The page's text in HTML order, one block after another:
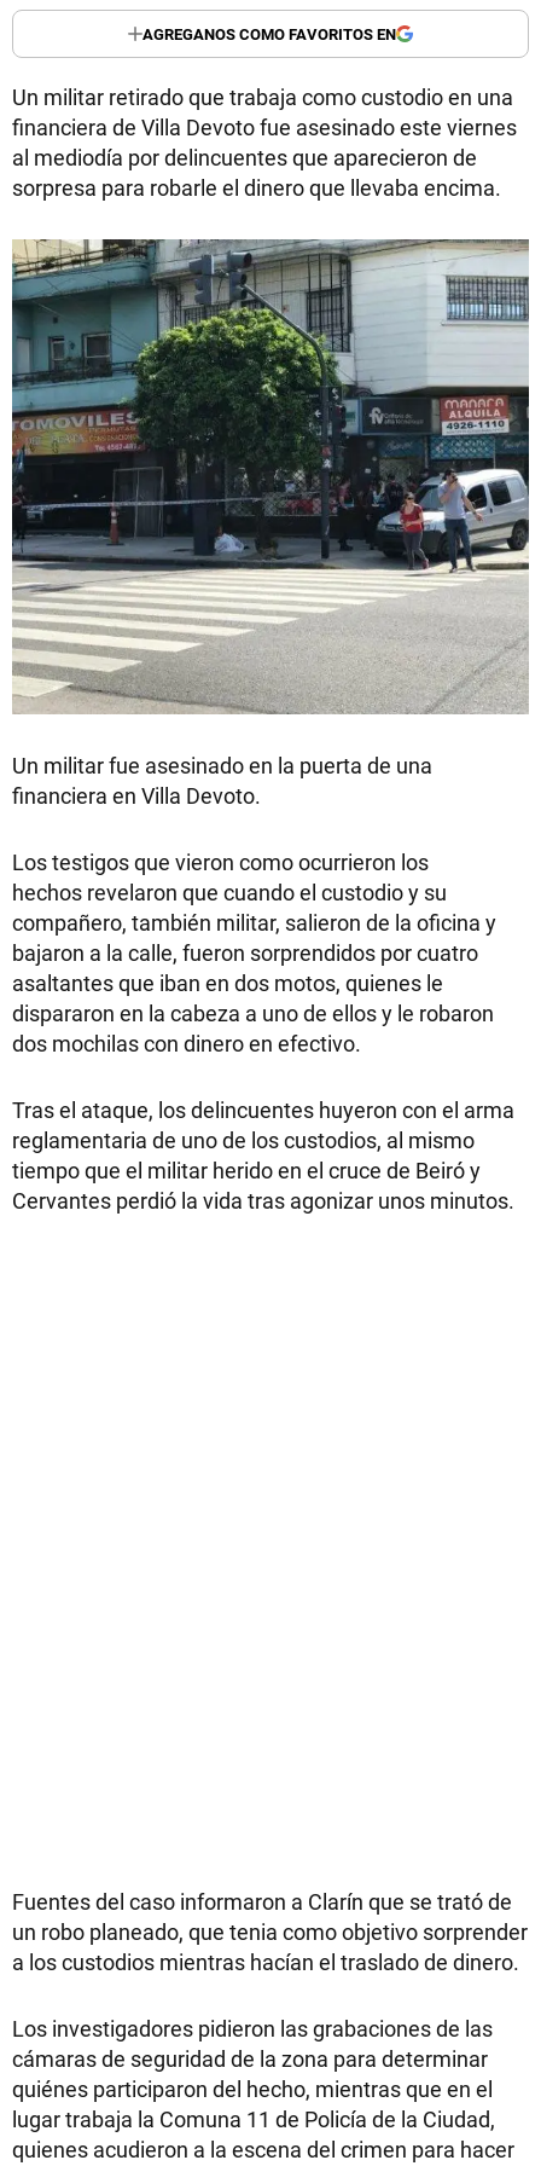
AGREGANOS COMO FAVORITOS EN
Un militar retirado que trabaja como custodio en una
financiera de Villa Devoto fue asesinado este viernes
al mediodía por delincuentes que aparecieron de
sorpresa para robarle el dinero que llevaba encima.
Un militar fue asesinado en la puerta de una
financiera en Villa Devoto.
Los testigos que vieron como ocurrieron los
hechos revelaron que cuando el custodio y su
compañero, también militar, salieron de la oficina y
bajaron a la calle, fueron sorprendidos por cuatro
asaltantes que iban en dos motos, quienes le
dispararon en la cabeza a uno de ellos y le robaron
dos mochilas con dinero en efectivo.
Tras el ataque, los delincuentes huyeron con el arma
reglamentaria de uno de los custodios, al mismo
tiempo que el militar herido en el cruce de Beiró y
Cervantes perdió la vida tras agonizar unos minutos.
Fuentes del caso informaron a Clarín que se trató de
un robo planeado, que tenia como objetivo sorprender
a los custodios mientras hacían el traslado de dinero.
Los investigadores pidieron las grabaciones de las
cámaras de seguridad de la zona para determinar
quiénes participaron del hecho, mientras que en el
lugar trabaja la Comuna 11 de Policía de la Ciudad,
quienes acudieron a la escena del crimen para hacer